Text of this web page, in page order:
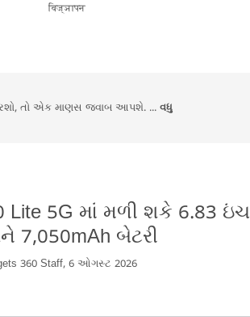
विज्ञापन
તો એક માણસ જવાબ આપશે. ...વધુ
Lite 5G માં મળી શકે 6.83
7,050mAh બેટરી
360 Staff, 6 ઓગસ્ટ 2026